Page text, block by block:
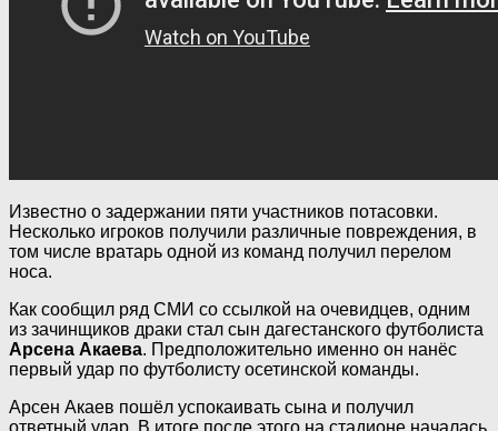
Известно о задержании пяти участников потасовки.
Несколько игроков получили различные повреждения, в
том числе вратарь одной из команд получил перелом
носа.
Как сообщил ряд СМИ со ссылкой на очевидцев, одним
из зачинщиков драки стал сын дагестанского футболиста
Арсена Акаева. Предположительно именно он нанёс
первый удар по футболисту осетинской команды.
Арсен Акаев пошёл успокаивать сына и получил